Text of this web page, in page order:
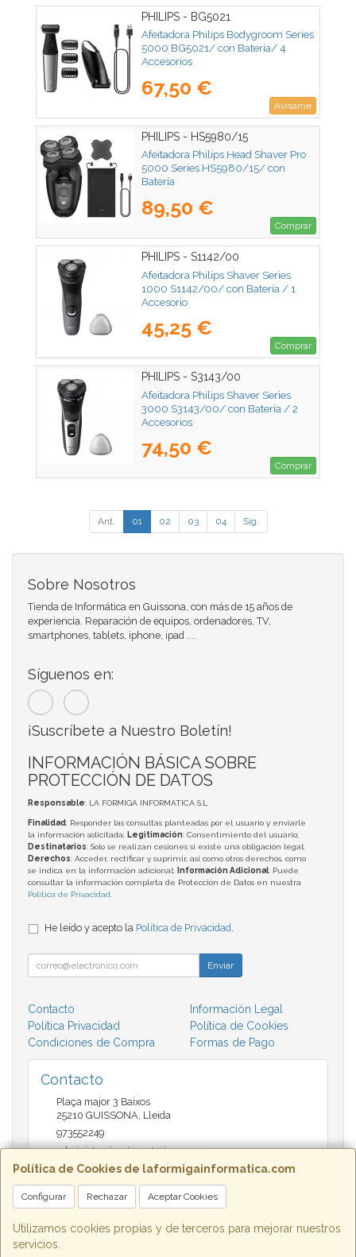
PHILIPS - BG5021
Afeitadora Philips Bodygroom Series
5000 BG5021/ con Batería/ 4
Accesorios
67,50 €
Avísame
PHILIPS - HS5980/15
Afeitadora Philips Head Shaver Pro
5000 Series HS5980/15/ con
Batería
89,50 €
Comprar
PHILIPS - S1142/00
Afeitadora Philips Shaver Series
1000 S1142/00/ con Batería / 1
Accesorio
45,25 €
Comprar
PHILIPS - S3143/00
Afeitadora Philips Shaver Series
3000 S3143/00/ con Batería / 2
Accesorios
74,50 €
Comprar
Ant. 01 02 03 04 Sig.
Política de Cookies de laformigainformatica.com
Configurar Rechazar Aceptar Cookies
Utilizamos cookies propias y de terceros para mejorar nuestros
servicios.
Sobre Nosotros
Tienda de Informática en Guissona, con más de 15 años de
experiencia. Reparación de equipos, ordenadores, TV,
smartphones, tablets, iphone, ipad ....
Síguenos en:
¡Suscríbete a Nuestro Boletín!
INFORMACIÓN BÁSICA SOBRE
PROTECCIÓN DE DATOS
Responsable: LA FORMIGA INFORMATICA S.L.
Finalidad: Responder las consultas planteadas por el usuario y enviarle
la información solicitada; Legitimación: Consentimiento del usuario;
Destinatarios: Solo se realizan cesiones si existe una obligación legal;
Derechos: Acceder, rectificar y suprimir, así como otros derechos, como
se indica en la información adicional;
Información Adicional: Puede
consultar la información completa de Protección de Datos en nuestra
Política de Privacidad.
He leído y acepto la Política de Privacidad.
Enviar
Contacto
Información Legal
Política Privacidad
Política de Cookies
Condiciones de Compra
Formas de Pago
Contacto
Plaça major 3 Baixos
25210 GUISSONA, Lleida
973552249
administracio@insectari.com
Horario
Matí de 9 a 13:30 - Tarda 17 a 20:30